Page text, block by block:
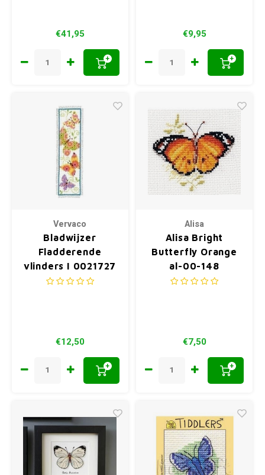
€41,95
+
€9,95
+
Vervaco
Bladwijzer
Fladderende
vlinders I 0021727
€12,50
+
Alisa
Alisa Bright
Butterfly Orange
al-00-148
€7,50
+